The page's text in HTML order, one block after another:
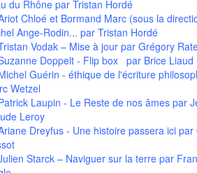
du Rhônepar Tristan Hordé
Chloé et Bormand Marc (sous la
Ange-Rodin... par Tristan Hordé
Vodak – Mise à jourpar Grégory
Doppelt - Flip box
par Brice Liaud
Guérin - éthique de l'écriture
Wetzel
Laupin - Le Reste de nos âmespar
Leroy
Dreyfus - Une histoire passera icipar
Starck – Naviguer sur la terrepar